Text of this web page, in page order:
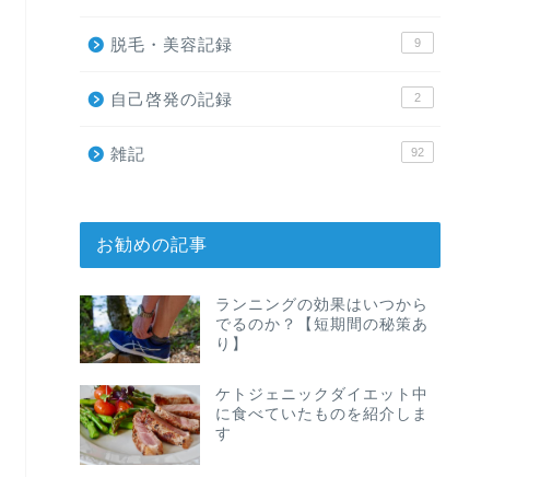
脱毛・美容記録 9
自己啓発の記録 2
雑記 92
お勧めの記事
ランニングの効果はいつから
でるのか？【短期間の秘策あ
り】
ケトジェニックダイエット中
に食べていたものを紹介しま
す